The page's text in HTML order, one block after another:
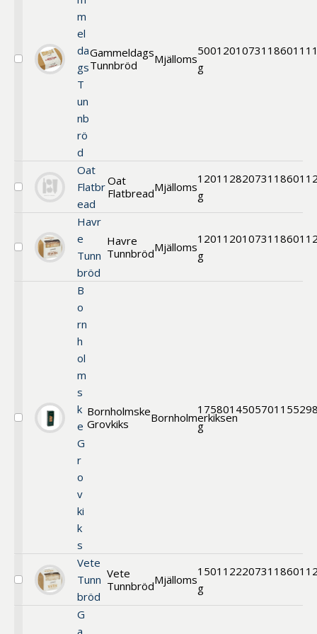
Välj
m
el
da
gs
T
un
nb
rö
d
Gammeldags
Tunnbröd
Mjälloms
500
g
1201
Välj
Tunnbröd
Oat
Flatbr
ead
Oat
FlatbreadMjälloms
120
g
11282
Välj
Havr
e
Tunn
bröd
Havre
TunnbrödMjälloms
120
g
11201
Välj
B
o
rn
h
ol
m
s
k
e
G
r
o
v
ki
k
s
Bornholmske
Grovkiks
Bornholmerkiksen
175
g
80145
Välj
Tunnbröd
Vete
Tunn
bröd
Vete
TunnbrödMjälloms
150
g
11222
G
a